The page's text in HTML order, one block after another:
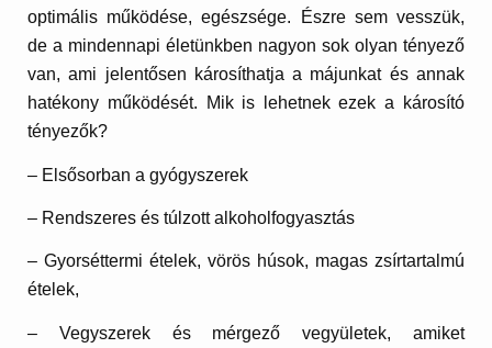
optimális működése, egészsége. Észre sem vesszük,
de a mindennapi életünkben nagyon sok olyan tényező
van, ami jelentősen károsíthatja a májunkat és annak
hatékony működését. Mik is lehetnek ezek a károsító
tényezők?
– Elsősorban a gyógyszerek
– Rendszeres és túlzott alkoholfogyasztás
– Gyorséttermi ételek, vörös húsok, magas zsírtartalmú
ételek,
– Vegyszerek és mérgező vegyületek, amiket